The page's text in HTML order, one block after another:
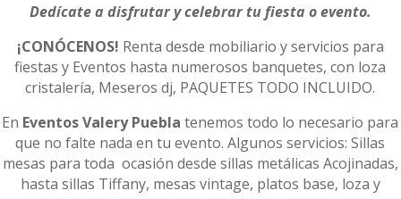
Dedícate a disfrutar y celebrar tu fiesta o evento.
¡CONÓCENOS! Renta desde mobiliario y servicios para
fiestas y Eventos hasta numerosos banquetes, con loza
cristalería, Meseros dj, PAQUETES TODO INCLUIDO.
En Eventos Valery Puebla tenemos todo lo necesario para
que no falte nada en tu evento. Algunos servicios: Sillas
mesas para toda ocasión desde sillas metálicas Acojinadas,
hasta sillas Tiffany, mesas vintage, platos base, loza y